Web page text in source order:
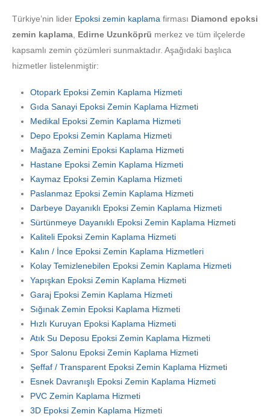
Türkiye’nin lider Epoksi zemin kaplama firması Diamond epoksi
zemin kaplama, Edirne Uzunköprü merkez ve tüm ilçelerde
kapsamlı zemin çözümleri sunmaktadır. Aşağıdaki başlıca
hizmetler listelenmiştir:
Otopark Epoksi Zemin Kaplama Hizmeti
Gıda Sanayi Epoksi Zemin Kaplama Hizmeti
Medikal Epoksi Zemin Kaplama Hizmeti
Depo Epoksi Zemin Kaplama Hizmeti
Mağaza Zemini Epoksi Kaplama Hizmeti
Hastane Epoksi Zemin Kaplama Hizmeti
Kaymaz Epoksi Zemin Kaplama Hizmeti
Paslanmaz Epoksi Zemin Kaplama Hizmeti
Darbeye Dayanıklı Epoksi Zemin Kaplama Hizmeti
Sürtünmeye Dayanıklı Epoksi Zemin Kaplama Hizmeti
Kaliteli Epoksi Zemin Kaplama Hizmeti
Kalın / İnce Epoksi Zemin Kaplama Hizmetleri
Kolay Temizlenebilen Epoksi Zemin Kaplama Hizmeti
Yapışkan Epoksi Zemin Kaplama Hizmeti
Garaj Epoksi Zemin Kaplama Hizmeti
Sığınak Zemin Epoksi Kaplama Hizmeti
Hızlı Kuruyan Epoksi Kaplama Hizmeti
Atık Su Deposu Epoksi Zemin Kaplama Hizmeti
Spor Salonu Epoksi Zemin Kaplama Hizmeti
Şeffaf / Transparent Epoksi Zemin Kaplama Hizmeti
Esnek Davranışlı Epoksi Zemin Kaplama Hizmeti
PVC Zemin Kaplama Hizmeti
3D Epoksi Zemin Kaplama Hizmeti